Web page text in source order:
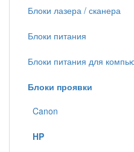
Блоки лазера / сканера
Блоки питания
Блоки питания для
Блоки проявки
Canon
HP